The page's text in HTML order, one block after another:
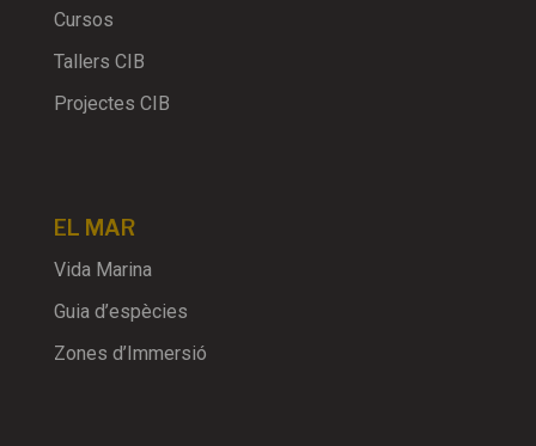
Cursos
Tallers CIB
Projectes CIB
EL MAR
Vida Marina
Guia d’espècies
Zones d’Immersió